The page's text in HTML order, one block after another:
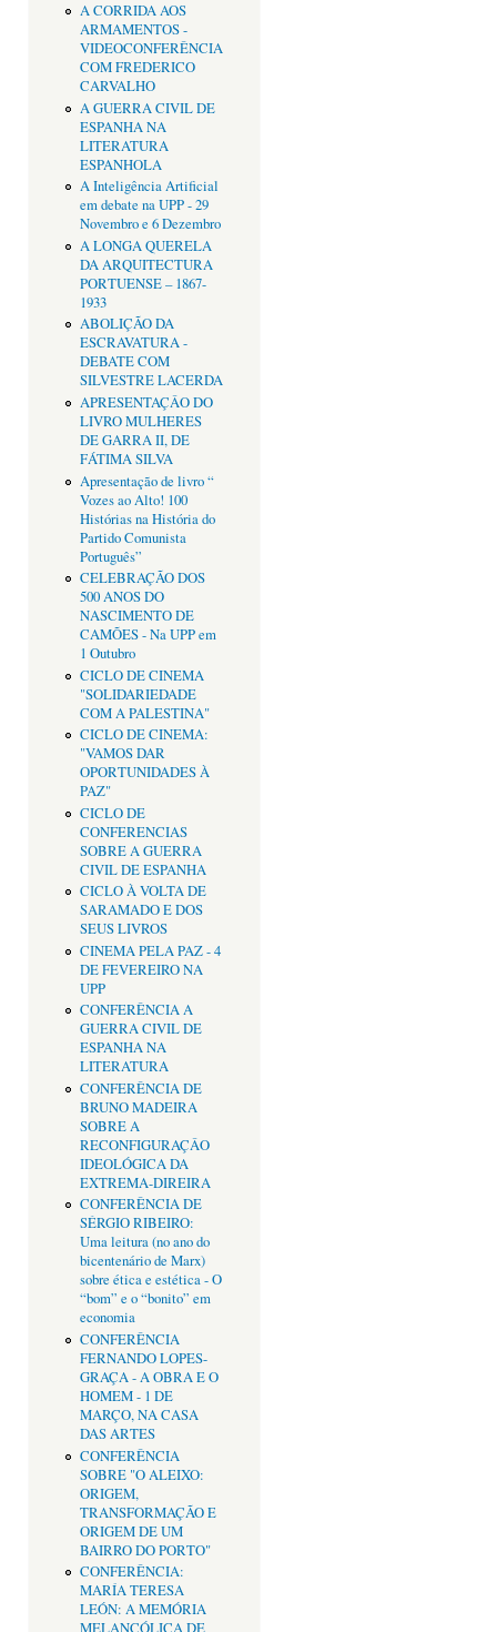
A CORRIDA AOS
ARMAMENTOS -
VIDEOCONFERÊNCIA
COM FREDERICO
CARVALHO
A GUERRA CIVIL DE
ESPANHA NA
LITERATURA
ESPANHOLA
A Inteligência Artificial
em debate na UPP - 29
Novembro e 6 Dezembro
A LONGA QUERELA
DA ARQUITECTURA
PORTUENSE – 1867-
1933
ABOLIÇÃO DA
ESCRAVATURA -
DEBATE COM
SILVESTRE LACERDA
APRESENTAÇÂO DO
LIVRO MULHERES
DE GARRA II, DE
FÁTIMA SILVA
Apresentação de livro “
Vozes ao Alto! 100
Histórias na História do
Partido Comunista
Português”
CELEBRAÇÃO DOS
500 ANOS DO
NASCIMENTO DE
CAMÕES - Na UPP em
1 Outubro
CICLO DE CINEMA
"SOLIDARIEDADE
COM A PALESTINA"
CICLO DE CINEMA:
"VAMOS DAR
OPORTUNIDADES À
PAZ"
CICLO DE
CONFERENCIAS
SOBRE A GUERRA
CIVIL DE ESPANHA
CICLO À VOLTA DE
SARAMADO E DOS
SEUS LIVROS
CINEMA PELA PAZ - 4
DE FEVEREIRO NA
UPP
CONFERÊNCIA A
GUERRA CIVIL DE
ESPANHA NA
LITERATURA
CONFERÊNCIA DE
BRUNO MADEIRA
SOBRE A
RECONFIGURAÇÂO
IDEOLÓGICA DA
EXTREMA-DIREIRA
CONFERÊNCIA DE
SÉRGIO RIBEIRO:
Uma leitura (no ano do
bicentenário de Marx)
sobre ética e estética - O
“bom” e o “bonito” em
economia
CONFERÊNCIA
FERNANDO LOPES-
GRAÇA - A OBRA E O
HOMEM - 1 DE
MARÇO, NA CASA
DAS ARTES
CONFERÊNCIA
SOBRE "O ALEIXO:
ORIGEM,
TRANSFORMAÇÃO E
ORIGEM DE UM
BAIRRO DO PORTO"
CONFERÊNCIA:
MARÍA TERESA
LEÓN: A MEMÓRIA
MELANCÓLICA DE